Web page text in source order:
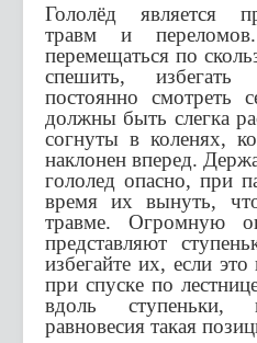
Гололёд является
травм и
перемещаться по
спешить,
постоянно смотреть
должны быть слегка
согнуты в коленях,
наклонен вперед.
гололед опасно, при
время их вынуть,
травме. Огромную
представляют
избегайте их, если
при спуске по
вдоль
равновесия такая